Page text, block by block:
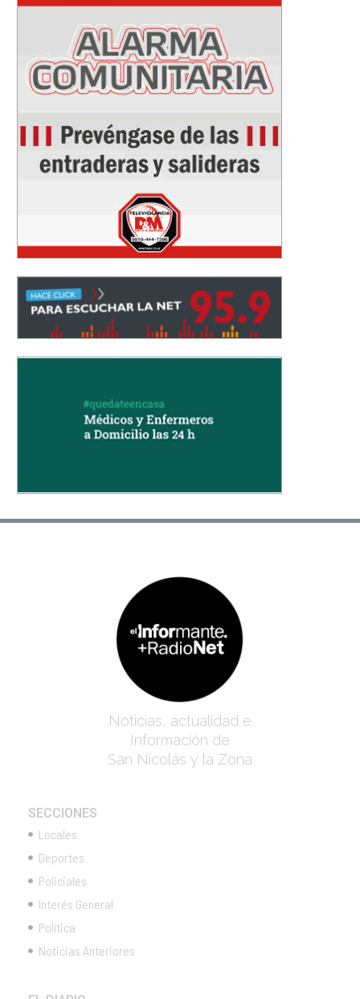
Noticias, actualidad e
Información de
San Nicolás y la Zona
SECCIONES
Locales
Deportes
Policiales
Interés General
Política
Noticias Anteriores